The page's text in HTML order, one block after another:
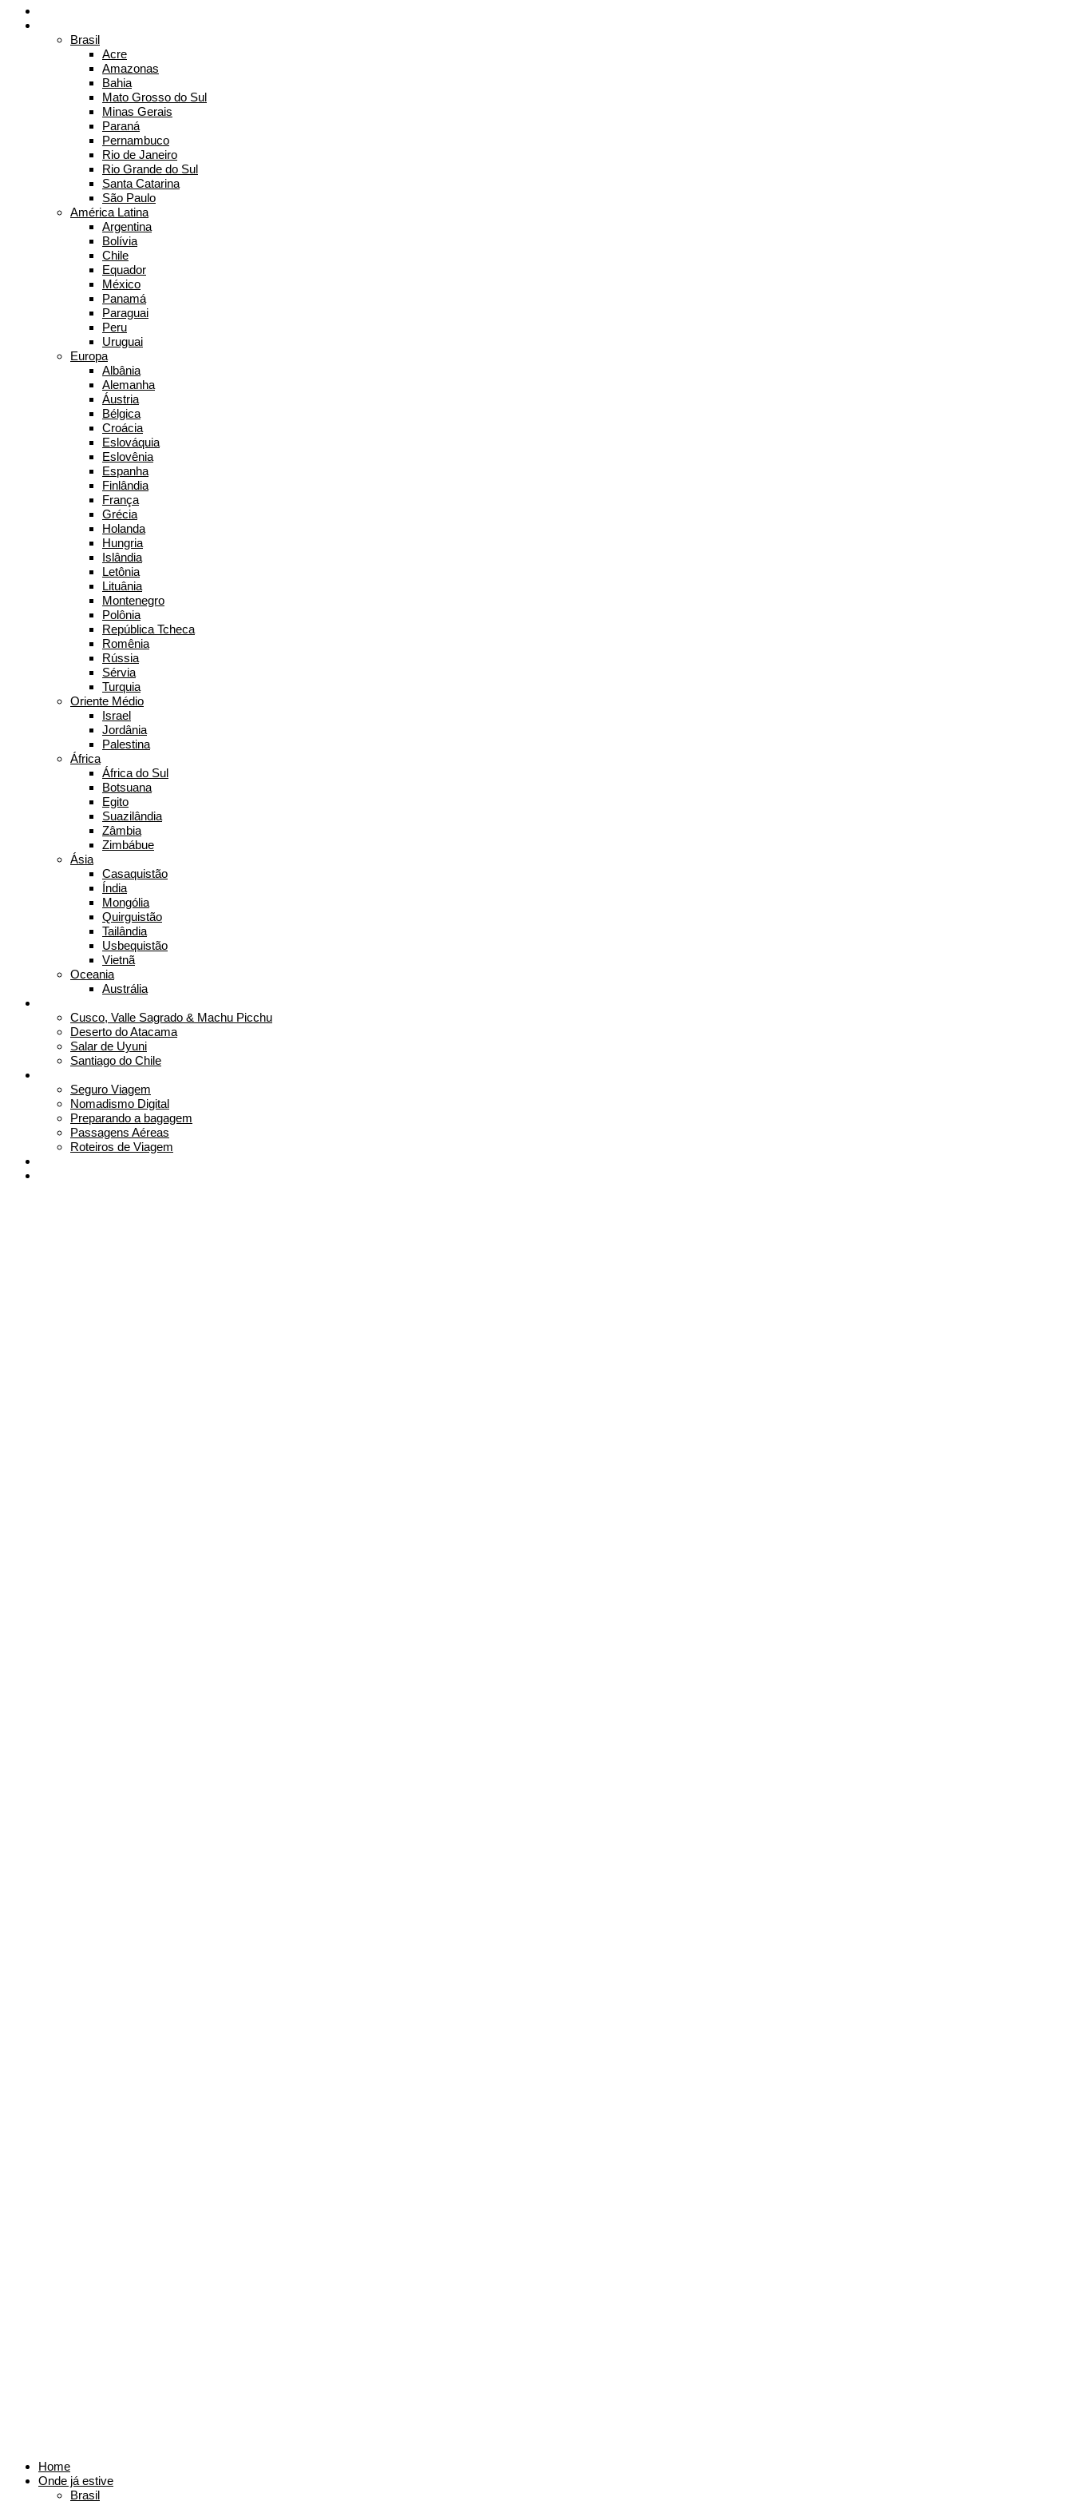
Brasil
Acre
Amazonas
Bahia
Mato Grosso do Sul
Minas Gerais
Paraná
Pernambuco
Rio de Janeiro
Rio Grande do Sul
Santa Catarina
São Paulo
América Latina
Argentina
Bolívia
Chile
Equador
México
Panamá
Paraguai
Peru
Uruguai
Europa
Albânia
Alemanha
Áustria
Bélgica
Croácia
Eslováquia
Eslovênia
Espanha
Finlândia
França
Grécia
Holanda
Hungria
Islândia
Letônia
Lituânia
Montenegro
Polônia
República Tcheca
Romênia
Rússia
Sérvia
Turquia
Oriente Médio
Israel
Jordânia
Palestina
África
África do Sul
Botsuana
Egito
Suazilândia
Zâmbia
Zimbábue
Ásia
Casaquistão
Índia
Mongólia
Quirguistão
Tailândia
Usbequistão
Vietnã
Oceania
Austrália
Cusco, Valle Sagrado & Machu Picchu
Deserto do Atacama
Salar de Uyuni
Santiago do Chile
Seguro Viagem
Nomadismo Digital
Preparando a bagagem
Passagens Aéreas
Roteiros de Viagem
Home
Onde já estive
Brasil